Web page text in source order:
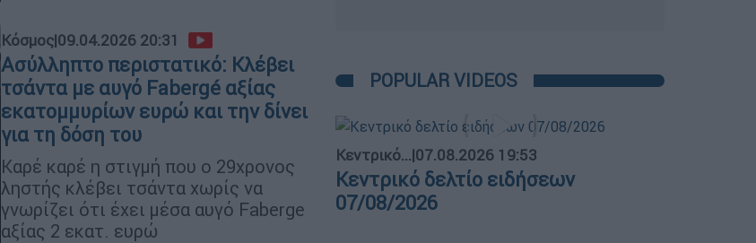
Κόσμος|09.04.2026 20:31
Ασύλληπτο περιστατικό: Κλέβει
τσάντα με αυγό Fabergé αξίας
εκατομμυρίων ευρώ και την δίνει
για τη δόση του
Καρέ καρέ η στιγμή που o 29χρονος
ληστής κλέβει τσάντα χωρίς να
γνωρίζει ότι έχει μέσα αυγό Faberge
αξίας 2 εκατ. ευρώ
POPULAR VIDEOS
Κεντρικό...|07.08.2026 19:53
Κεντρικό δελτίο ειδήσεων
07/08/2026